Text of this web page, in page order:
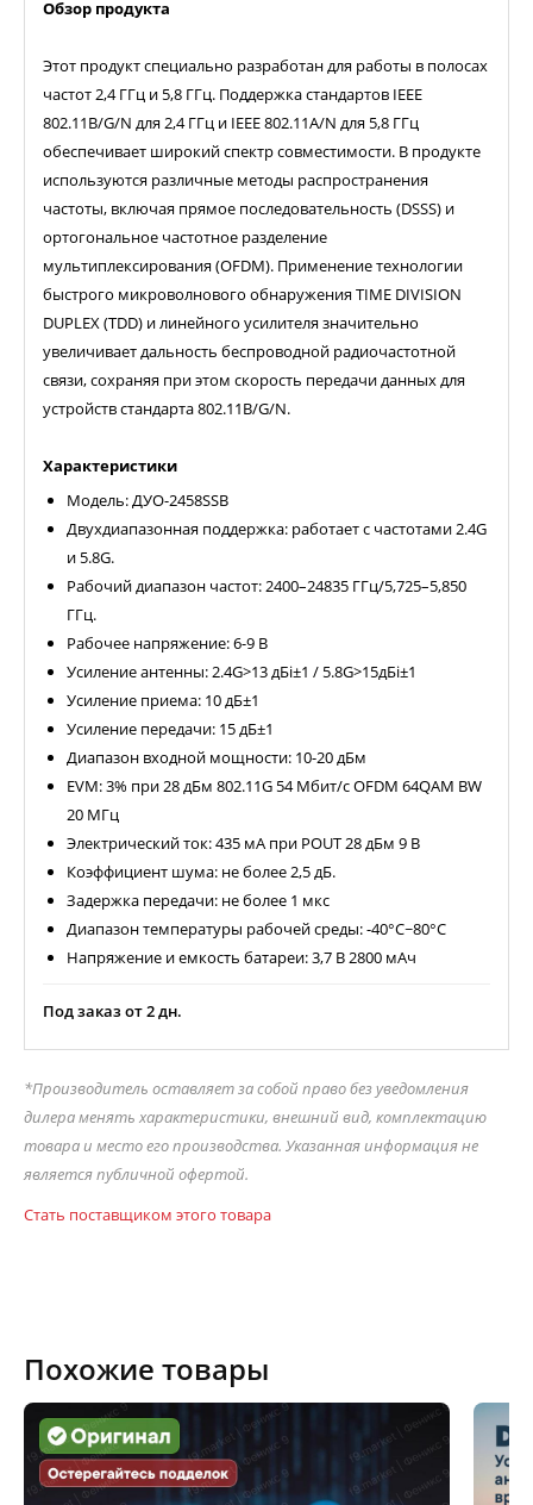
Обзор продукта
Этот продукт специально разработан для работы в полосах
частот 2,4 ГГц и 5,8 ГГц. Поддержка стандартов IEEE
802.11B/G/N для 2,4 ГГц и IEEE 802.11A/N для 5,8 ГГц
обеспечивает широкий спектр совместимости. В продукте
используются различные методы распространения
частоты, включая прямое последовательность (DSSS) и
ортогональное частотное разделение
мультиплексирования (OFDM). Применение технологии
быстрого микроволнового обнаружения TIME DIVISION
DUPLEX (TDD) и линейного усилителя значительно
увеличивает дальность беспроводной радиочастотной
связи, сохраняя при этом скорость передачи данных для
устройств стандарта 802.11B/G/N.
Характеристики
Модель: ДУО-2458SSB
Двухдиапазонная поддержка: работает с частотами 2.4G
и 5.8G.
Рабочий диапазон частот: 2400–24835 ГГц/5,725–5,850
ГГц.
Рабочее напряжение: 6-9 В
Усиление антенны: 2.4G>13 дБi±1 / 5.8G>15дБi±1
Усиление приема: 10 дБ±1
Усиление передачи: 15 дБ±1
Диапазон входной мощности: 10-20 дБм
EVM: 3% при 28 дБм 802.11G 54 Мбит/с OFDM 64QAM BW
20 МГц
Электрический ток: 435 мА при POUT 28 дБм 9 В
Коэффициент шума: не более 2,5 дБ.
Задержка передачи: не более 1 мкс
Диапазон температуры рабочей среды: -40°C~80°C
Напряжение и емкость батареи: 3,7 В 2800 мАч
Под заказ от 2 дн.
*Производитель оставляет за собой право без уведомления
дилера менять характеристики, внешний вид, комплектацию
товара и место его производства. Указанная информация не
является публичной офертой.
Стать поставщиком этого товара
Похожие товары